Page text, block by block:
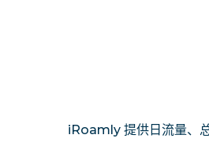
iRoamly 提供日流量、